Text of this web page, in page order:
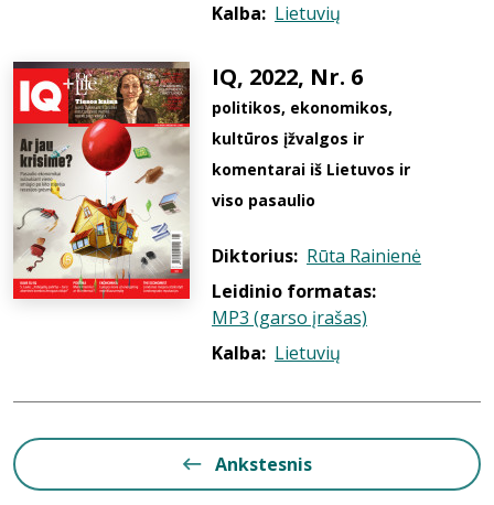
Kalba: Lietuvių
IQ, 2022, Nr. 6
politikos, ekonomikos,
kultūros įžvalgos ir
komentarai iš Lietuvos ir
viso pasaulio
Diktorius: Rūta Rainienė
Leidinio formatas:
MP3 (garso įrašas)
Kalba: Lietuvių
Ankstesnis